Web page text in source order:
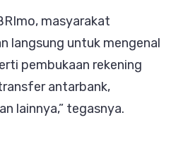
masyarakat
langsung untuk mengenal
pembukaan rekening
antarbank,
lainnya,” tegasnya.